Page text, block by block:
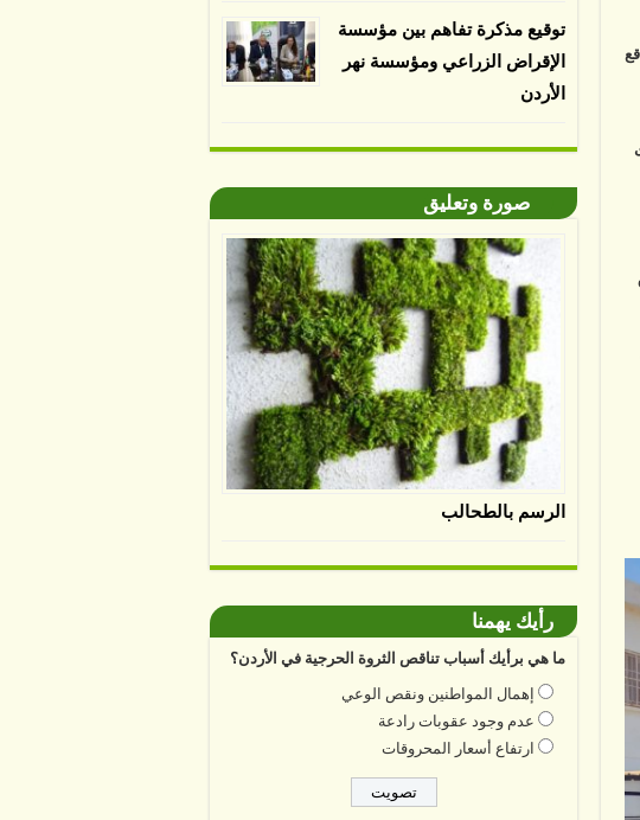
توقيع مذكرة تفاهم بين مؤسسة
الإقراض الزراعي ومؤسسة نهر
الأردن
صورة وتعليق
الرسم بالطحالب
رأيك يهمنا
ما هي برأيك أسباب تناقص الثروة الحرجية في الأردن؟
إهمال المواطنين ونقص الوعي
عدم وجود عقوبات رادعة
ارتفاع أسعار المحروقات